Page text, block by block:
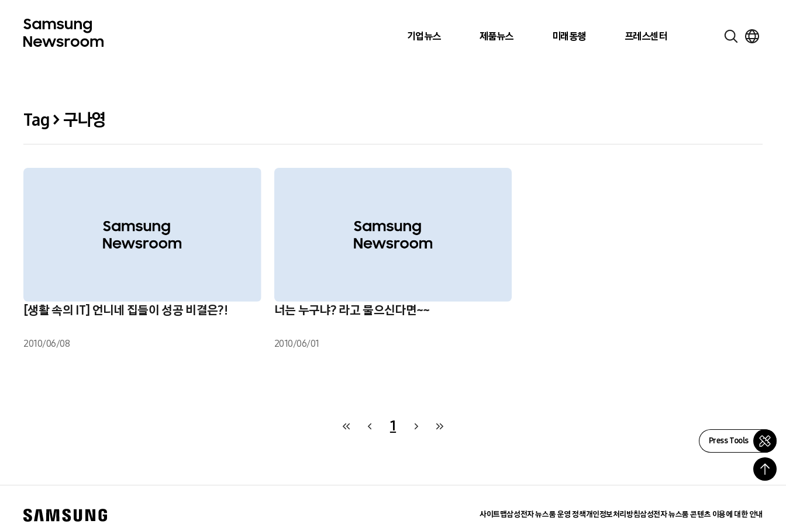
기업뉴스 제품뉴스 미래동행 프레스센터
Tag > 구나영
[생활 속의 IT] 언니네 집들이 성공 비결은?!
2010/06/08
너는 누구냐? 라고 물으신다면~~
2010/06/01
1
Press Tools
사이트맵삼성전자 뉴스룸 운영 정책개인정보처리방침삼성전자 뉴스룸 콘텐츠 이용에 대한 안내